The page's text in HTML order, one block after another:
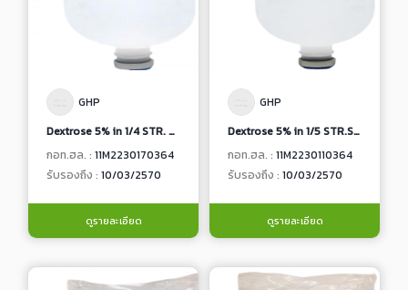
GHP
Dextrose 5% in 1/4 STR. Saline
กอท.ฮล. : 11M2230170364
รับรองถึง : 10/03/2570
ดูรายละเอียด
GHP
Dextrose 5% in 1/5 STR.Saline
กอท.ฮล. : 11M2230110364
รับรองถึง : 10/03/2570
ดูรายละเอียด